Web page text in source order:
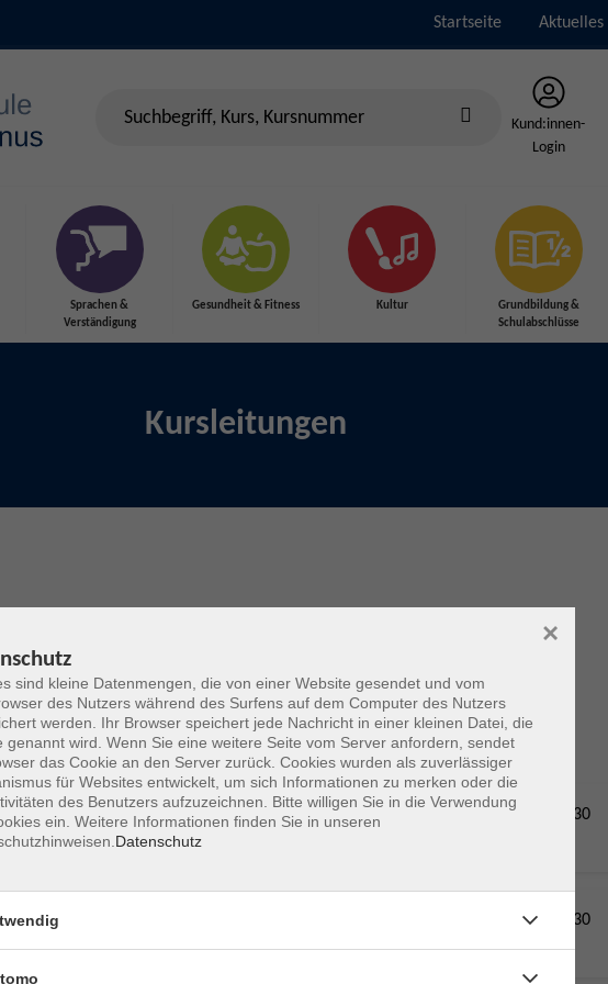
Startseite Aktuelles
Kund:innen-
Login
Sprachen &
Verständigung
Gesundheit & Fitness Kultur
Grundbildung &
Schulabschlüsse
Kursleitungen
(C2 Niveau)
der Schweiz (frz.-spr.) studiert, gearbeitet und gelehrt.
und vertiefen
Mo. 10.08.2026 10:30
und vertiefen
Mo. 10.08.2026 15:30
Taunusstein
sind kleine Datenmengen, die von einer Website gesendet und vom
des Nutzers während des Surfens auf dem Computer des Nutzers
werden. Ihr Browser speichert jede Nachricht in einer kleinen Datei, die
genannt wird. Wenn Sie eine weitere Seite vom Server anfordern, sendet
das Cookie an den Server zurück. Cookies wurden als zuverlässiger
für Websites entwickelt, um sich Informationen zu merken oder die
des Benutzers aufzuzeichnen. Bitte willigen Sie in die Verwendung
ein. Weitere Informationen finden Sie in unseren
Datenschutz
×